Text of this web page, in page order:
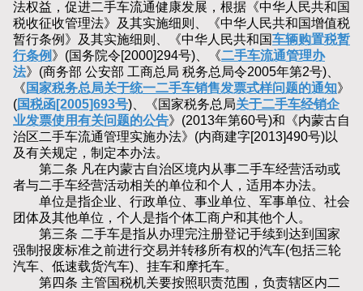
法权益，促进二手车流通健康发展，根据《中华人民共和国
税收征收管理法》及其实施细则、《中华人民共和国增值税
暂行条例》及其实施细则、《中华人民共和国车辆购置税暂
行条例 》(国务院令[2000]294号)、《二手车流通管理办
法》(商务部 公安部 工商总局 税务总局令2005年第2号)、
《 国家税务总局关于统一二手车销售发票式样问题的通知》
(国税函[2005]693号)、《国家税务总局关于二手车经销企
业发票使用有关问题的公告》(2013年第60号)和《内蒙古自
治区二手车流通管理实施办法》(内商建字[2013]490号)以
及有关规定，制定本办法。
第二条 凡在内蒙古自治区境内从事二手车经营活动或
者与二手车经营活动相关的单位和个人，适用本办法。
单位是指企业、行政单位、事业单位、军事单位、社会
团体及其他单位，个人是指个体工商户和其他个人。
第三条 二手车是指从办理完注册登记手续到达到国家
强制报废标准之前进行交易并转移所有权的汽车(包括三轮
汽车、低速载货汽车)、挂车和摩托车。
第四条 主管国税机关要按照职责范围，负责辖区内二